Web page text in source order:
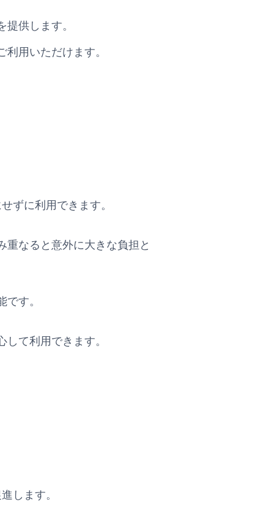
供します。
用いただけます。
ずに利用できます。
重なると意外に大きな負担と
す。
て利用できます。
します。